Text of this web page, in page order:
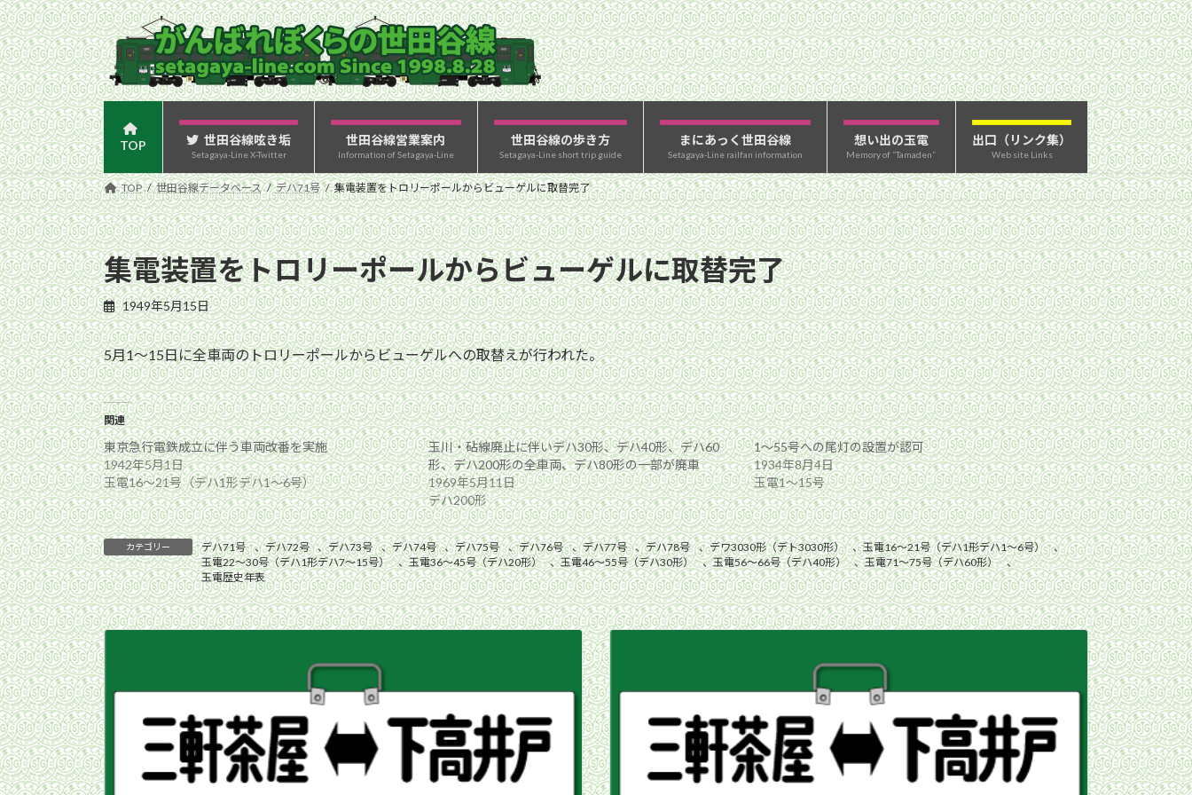
コ
ン
テ
ン
ツ
へ
ス
キ
ッ
プ
ナ
ビ
ゲ
ー
シ
ョ
ン
に
移
動
TOP 世田谷線呟き垢
Setagaya-Line X-Twitter
世田谷線営業案内
Information of Setagaya-Line
世田谷線の歩き方
Setagaya-Line short trip guide
まにあっく世田谷線
Setagaya-Line railfan information
想い出の玉電
Memory of “Tamaden”
出口（リンク集）
Web site Links
TOP 世田谷線データベース デハ71号 集電装置をトロリーポールからビューゲルに取替完了
集電装置をトロリーポールからビューゲルに取替完了
1949年5月15日
5月1〜15日に全車両のトロリーポールからビューゲルへの取替えが行われた。
関連
東京急行電鉄成立に伴う車両改番を実施
1942年5月1日
玉電16〜21号（デハ1形デハ1〜6号）
玉川・砧線廃止に伴いデハ30形、デハ40形、デハ60
形、デハ200形の全車両、デハ80形の一部が廃車
1969年5月11日
デハ200形
1〜55号への尾灯の設置が認可
1934年8月4日
玉電1〜15号
カテゴリー デハ71号 、デハ72号 、デハ73号 、デハ74号 、デハ75号 、デハ76号 、デハ77号 、デハ78号 、デワ3030形（デト3030形） 、玉電16〜21号（デハ1形デハ1〜6号）
、
玉電22〜30号（デハ1形デハ7〜15号）
、玉電36〜45号（デハ20形） 、玉電46〜55号（デハ30形） 、玉電56〜66号（デハ40形） 、玉電71〜75号（デハ60形）
、
玉電歴史年表